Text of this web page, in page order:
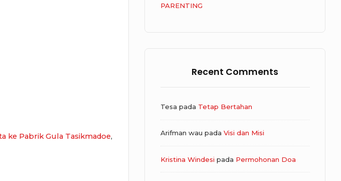
ke Pabrik Gula Tasikmadoe,
PARENTING
Recent Comments
Tesa pada Tetap Bertahan
Arifman wau pada Visi dan Misi
Kristina Windesi pada Permohonan Doa